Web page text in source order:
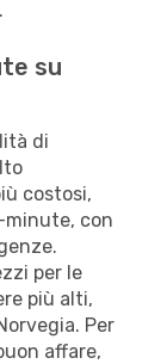
su
di
costosi,
minute, con
per le
più alti,
Per
affare,